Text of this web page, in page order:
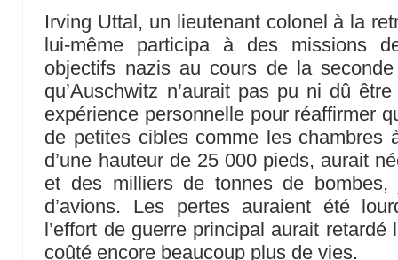
Irving Uttal, un lieutenant colonel à la
lui-même participa à des missions
objectifs nazis au cours de la
qu’Auschwitz n’aurait pas pu ni dû
expérience personnelle pour réaffirmer
de petites cibles comme les chambres
d’une hauteur de 25 000 pieds, aurait
et des milliers de tonnes de bombes,
d’avions. Les pertes auraient été
l’effort de guerre principal aurait
coûté encore beaucoup plus de vies.